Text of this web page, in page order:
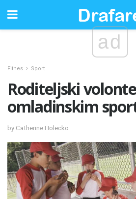
ad
Fitnes Sport
Roditeljski
omladinskim
by Catherine Holecko